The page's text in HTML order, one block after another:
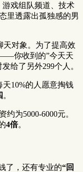
戏组队频道、技术
里透露出孤独感的男
天对象。为了提高效
你收到的”今天天
给了另外299个人。
10%的人愿意掏钱
。
为5000-6000元。
4倍。
了，还有专业的“回